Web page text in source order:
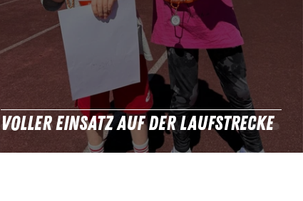
Voller Einsatz auf der Laufstrecke